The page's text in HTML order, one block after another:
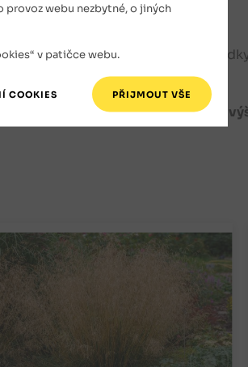
provoz webu nezbytné, o jiných
v patičce webu.
- 20°C
solitera do trávníku,
zahrady
kontejneru P 14, o celkové